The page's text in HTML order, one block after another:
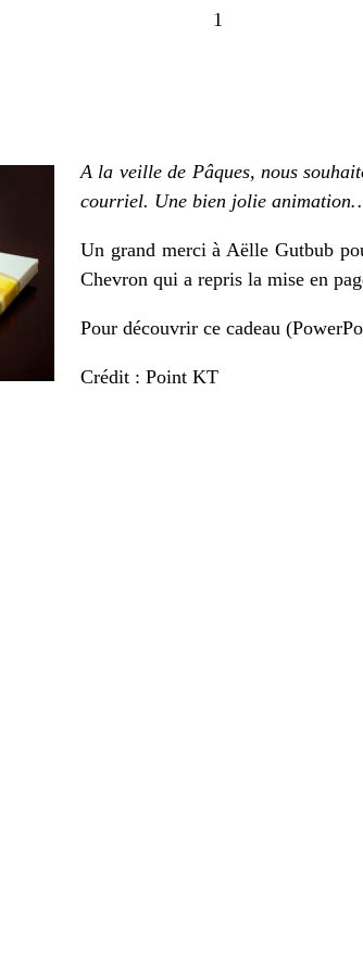
1
A la veille de Pâques, nous
courriel. Une bien jolie
Un grand merci à Aëlle Gutbub
Chevron qui a repris la mise en
Pour découvrir ce cadeau
Crédit : Point KT